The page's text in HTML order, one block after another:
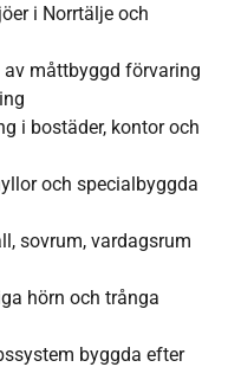
i Norrtälje och
måttbyggd förvaring
i bostäder, kontor och
och specialbyggda
sovrum, vardagsrum
hörn och trånga
byggda efter